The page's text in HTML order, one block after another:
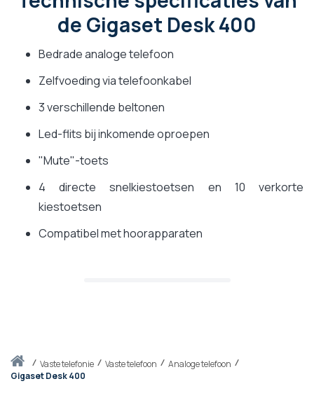
Thuisvaste telefonie Vaste telefoon
Analoge telefoon
Gigaset Desk 400
de Gigaset Desk 400
Bedrade analoge telefoon
Zelfvoeding via telefoonkabel
3 verschillende beltonen
Led-flits bij inkomende oproepen
"Mute"-toets
4 directe snelkiestoetsen en 10 verkorte
kiestoetsen
Compatibel met hoorapparaten